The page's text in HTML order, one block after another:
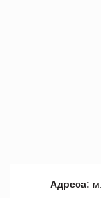
Адреса: